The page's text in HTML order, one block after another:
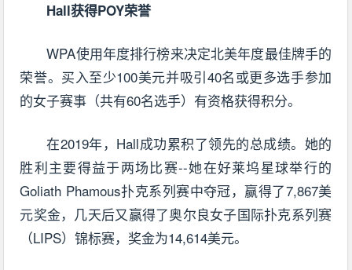
Hall获得POY荣誉
WPA使用年度排行榜来决定北美年度最佳牌手的
荣誉。买入至少100美元并吸引40名或更多选手参加
的女子赛事（共有60名选手）有资格获得积分。
在2019年，Hall成功累积了领先的总成绩。她的
胜利主要得益于两场比赛--她在好莱坞星球举行的
Goliath Phamous扑克系列赛中夺冠，赢得了7,867美
元奖金，几天后又赢得了奥尔良女子国际扑克系列赛
（LIPS）锦标赛，奖金为14,614美元。